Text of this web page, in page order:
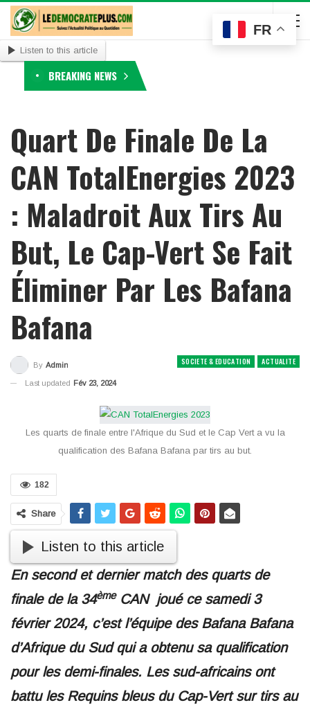
Listen to this article
BREAKING NEWS
Quart De Finale De La
CAN TotalEnergies 2023
: Maladroit Aux Tirs Au
But, Le Cap-Vert Se Fait
Éliminer Par Les Bafana
Bafana
SOCIETE & EDUCATION ACTUALITE
By Admin
Last updated Fév 23, 2024
Les quarts de finale entre l'Afrique du Sud et le Cap Vert a vu la
qualification des Bafana Bafana par tirs au but.
182
Share
Listen to this article
En second et dernier match des quarts de
finale de la 34èmeCAN joué ce samedi 3
février 2024, c’est l’équipe des Bafana Bafana
d’Afrique du Sud qui a obtenu sa qualification
pour les demi-finales. Les sud-africains ont
battu les Requins bleus du Cap-Vert sur tirs au
FR